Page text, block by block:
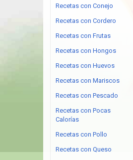
Recetas con Conejo
Recetas con Cordero
Recetas con Frutas
Recetas con Hongos
Recetas con Huevos
Recetas con Mariscos
Recetas con Pescado
Recetas con Pocas
Calorías
Recetas con Pollo
Recetas con Queso